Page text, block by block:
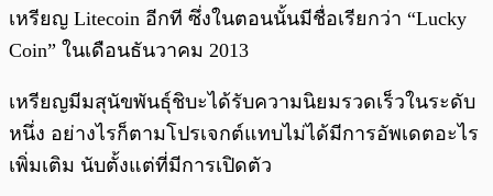
เหรียญ Litecoin อีกที ซึ่งในตอนนั้นมีชื่อเรียกว่า “Lucky
Coin” ในเดือนธันวาคม 2013
เหรียญมีมสุนัขพันธุ์ชิบะได้รับความนิยมรวดเร็วในระดับ
หนึ่ง อย่างไรก็ตามโปรเจกต์แทบไม่ได้มีการอัพเดตอะไร
เพิ่มเติม นับตั้งแต่ที่มีการเปิดตัว